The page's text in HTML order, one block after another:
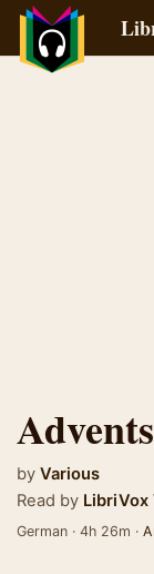
by Various
Read by LibriVox
German · 4h 26m ·